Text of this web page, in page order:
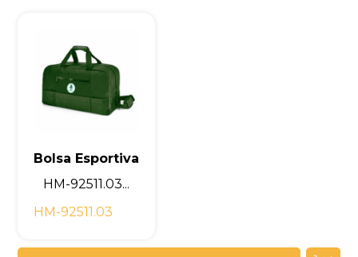
Bolsa Esportiva
HM-92511.03...
HM-92511.03